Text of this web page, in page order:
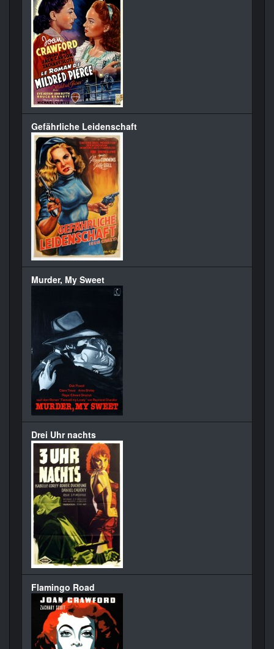
Gefährliche Leidenschaft
Murder, My Sweet
Drei Uhr nachts
Flamingo Road